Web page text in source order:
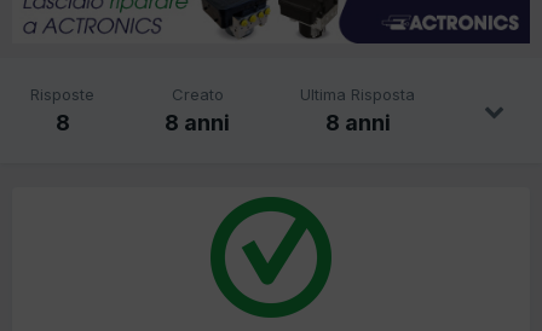
Risposte
8
Creato
8 anni
Ultima Risposta
8 anni